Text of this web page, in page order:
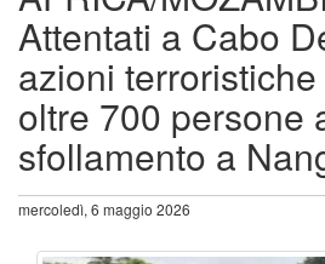
Attentati a Cabo
azioni
oltre 700 persone
sfollamento a
mercoledì, 6 maggio 2026